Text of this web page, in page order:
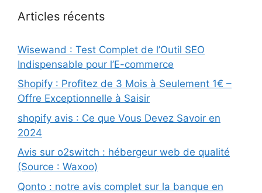
Articles récents
Wisewand : Test Complet de l’Outil SEO
Indispensable pour l’E-commerce
Shopify : Profitez de 3 Mois à Seulement 1€ –
Offre Exceptionnelle à Saisir
shopify avis : Ce que Vous Devez Savoir en
2024
Avis sur o2switch : hébergeur web de qualité
(Source : Waxoo)
Qonto : notre avis complet sur la banque en